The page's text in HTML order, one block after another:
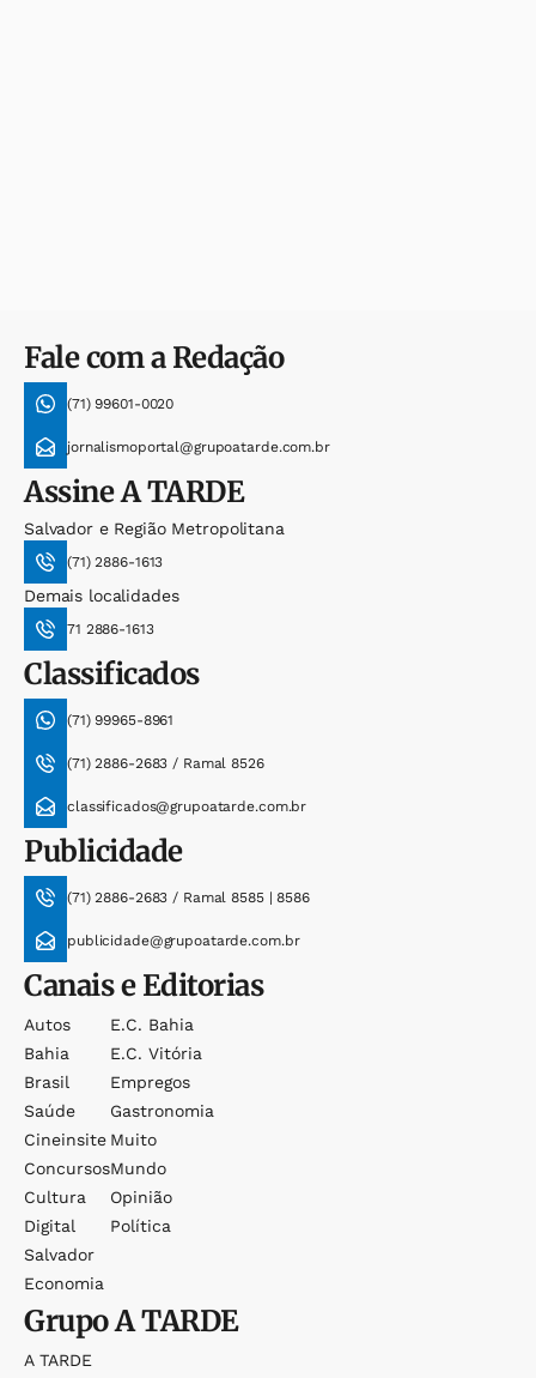
Fale com a Redação
(71) 99601-0020
jornalismoportal@grupoatarde.com.br
AssineA TARDE
Salvador e Região Metropolitana
(71) 2886-1613
Demais localidades
71 2886-1613
Classificados
(71) 99965-8961
(71) 2886-2683 / Ramal 8526
classificados@grupoatarde.com.br
Publicidade
(71) 2886-2683 / Ramal 8585 | 8586
publicidade@grupoatarde.com.br
Canais e Editorias
Autos
Bahia
Brasil
Saúde
Cineinsite
Concursos
Cultura
Digital
Salvador
Economia
E.c. Bahia
E.c. Vitória
Empregos
Gastronomia
Muito
Mundo
Opinião
Política
GrupoA TARDE
A TARDE